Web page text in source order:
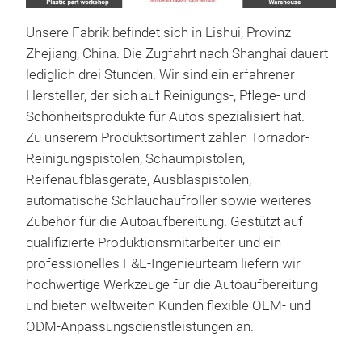
Unsere Fabrik befindet sich in Lishui, Provinz
Zhejiang, China. Die Zugfahrt nach Shanghai dauert
lediglich drei Stunden. Wir sind ein erfahrener
Hersteller, der sich auf Reinigungs-, Pflege- und
Schönheitsprodukte für Autos spezialisiert hat.
Zu unserem Produktsortiment zählen Tornador-
Reinigungspistolen, Schaumpistolen,
Reifenaufbläsgeräte, Ausblaspistolen,
automatische Schlauchaufroller sowie weiteres
Zubehör für die Autoaufbereitung. Gestützt auf
qualifizierte Produktionsmitarbeiter und ein
professionelles F&E-Ingenieurteam liefern wir
hochwertige Werkzeuge für die Autoaufbereitung
und bieten weltweiten Kunden flexible OEM- und
ODM-Anpassungsdienstleistungen an.